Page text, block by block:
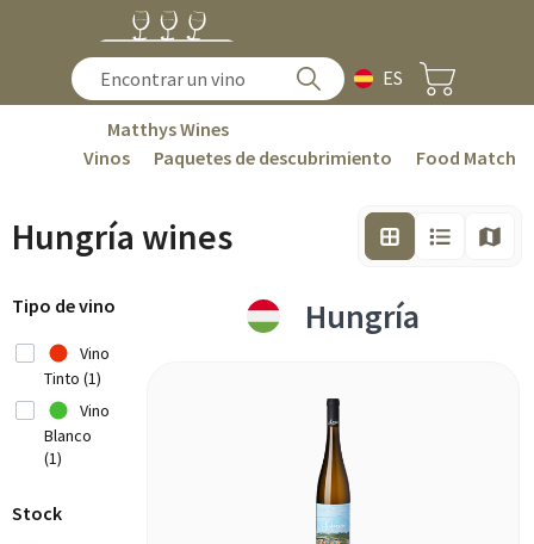
ES
Matthys Wines
Vinos
Paquetes de descubrimiento Food Match
Hungría wines
Tipo de vino
Vino
Tinto (1)
Vino
Blanco
(1)
Stock
Hungría